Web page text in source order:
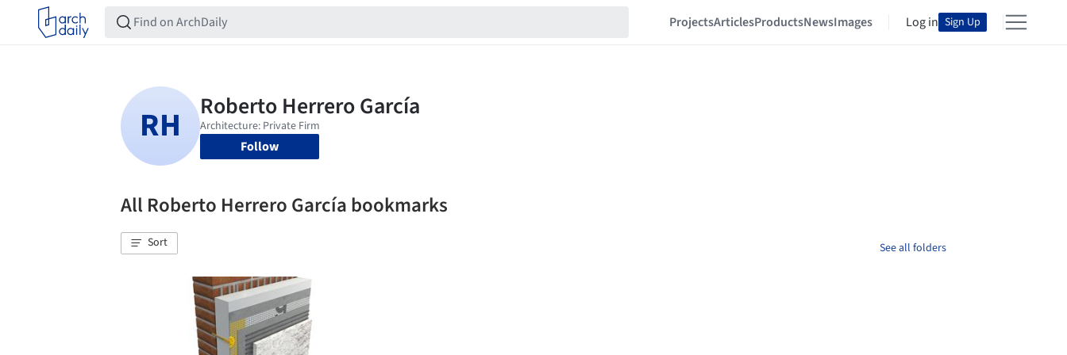
ProjectsArticlesProductsNewsImages Log in Sign Up
Follow
All Roberto Herrero García bookmarks
Sort See all folders